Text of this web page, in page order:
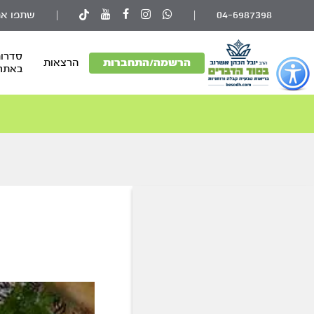
כפתור
לפתיחת
תפריט
נגישות
04-6987398 שתפו
הרשמה/התחברות הרצאות